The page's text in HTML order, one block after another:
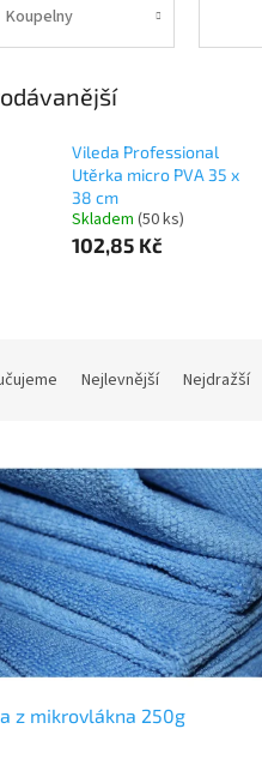
Koupelny
Vileda Professional
Utěrka micro PVA 35 x
38 cm
Skladem (50 ks)
102,85 Kč
Nejlevnější Nejdražší
z mikrovlákna 250g